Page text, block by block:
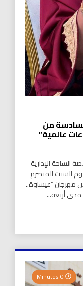
من
عالمية”
الإدارية
السبت المنصرم
مهرجان “عيساوة..
مدى أربعة...